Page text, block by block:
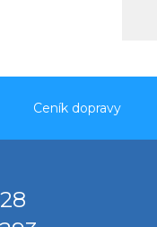
Ceník dopravy